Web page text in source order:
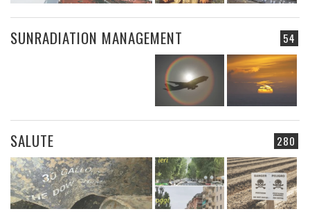
54
SUNRADIATION MANAGEMENT
280
SALUTE